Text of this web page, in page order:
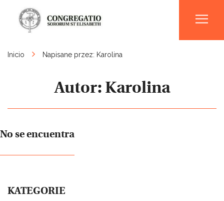
Inicio Napisane przez: Karolina
Autor: Karolina
No se encuentra
KATEGORIE